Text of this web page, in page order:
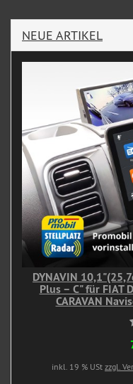
NEUE ARTIKEL
DYNAVIN
Plus – C" für FIAT
CARAVAN
inkl. 19 % USt zzgl.